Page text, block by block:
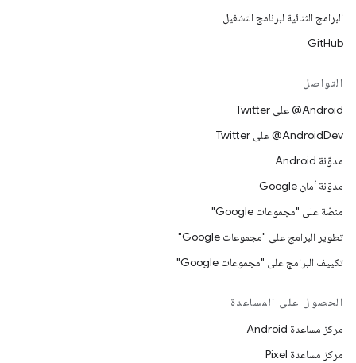
البرامج الثنائية لبرنامج التشغيل
GitHub
التواصل
‎@Android على Twitter
‎@AndroidDev على Twitter
مدوّنة Android
مدوّنة أمان Google
منصّة على "مجموعات Google"
تطوير البرامج على "مجموعات Google"
تكييف البرامج على "مجموعات Google"
الحصول على المساعدة
مركز مساعدة Android
مركز مساعدة Pixel